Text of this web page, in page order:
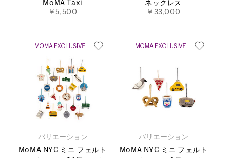
MoMA Taxi
￥5,500
ネックレス
￥33,000
バリエーション
MoMA NYC ミニ フェルト
バリエーション
MoMA NYC ミニ フェルト